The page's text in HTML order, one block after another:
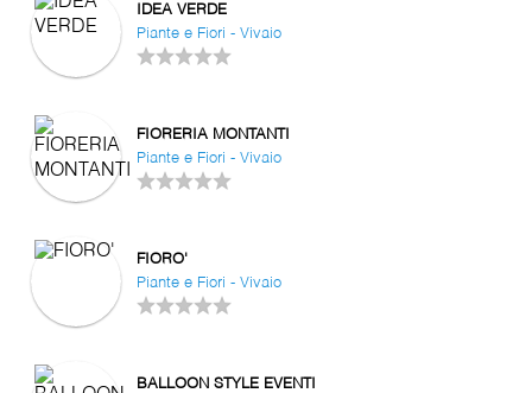
IDEA VERDE
Piante e Fiori - Vivaio
FIORERIA MONTANTI
Piante e Fiori - Vivaio
FIORO'
Piante e Fiori - Vivaio
BALLOON STYLE EVENTI